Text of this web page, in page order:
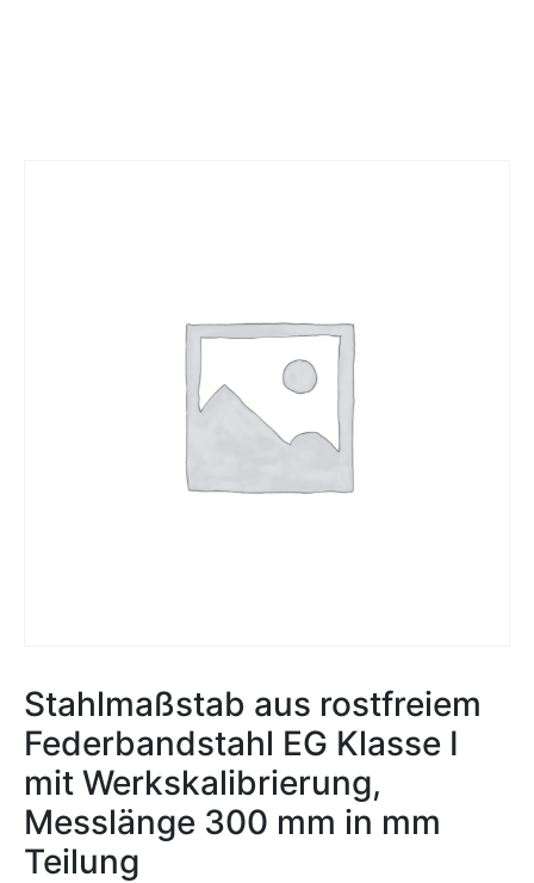
Stahlmaßstab aus rostfreiem
Federbandstahl EG Klasse I
mit Werkskalibrierung,
Messlänge 300 mm in mm
Teilung